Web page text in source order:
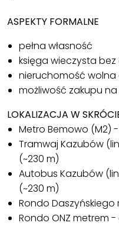
ASPEKTY FORMALNE
pełna własność
księga wieczysta
nieruchomość
możliwość zakupu
LOKALIZACJA W
Metro Bemowo (M2)
Tramwaj Kazubów
(~230 m)
Autobus Kazubów
(~230 m)
Rondo Daszyńskiego
Rondo ONZ metrem -